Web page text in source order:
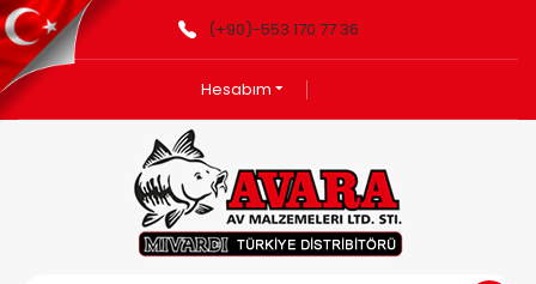
(+90)-553 170 77 36
Hesabım